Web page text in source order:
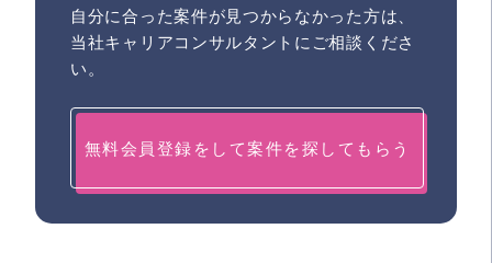
自分に合った案件が見つからなかった方は、
当社キャリアコンサルタントにご相談くださ
い。
無料会員登録をして案件を探してもらう